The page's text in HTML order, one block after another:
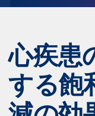
心疾患
する飽